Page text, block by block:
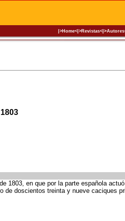
|>Home<|>Revistas<|>Autores
1803, en que por la parte española
de doscientos treinta y nueve caciques